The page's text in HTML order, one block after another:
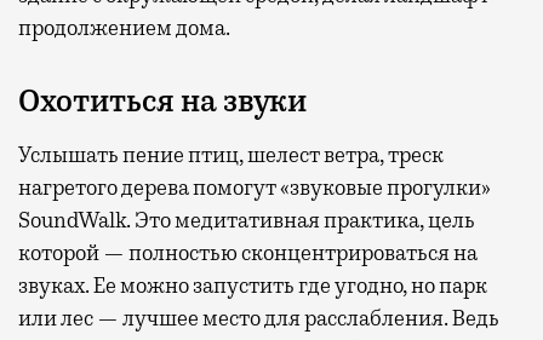
продолжением дома.
Охотиться на звуки
Услышать пение птиц, шелест ветра, треск
нагретого дерева помогут «звуковые прогулки»
SoundWalk. Это медитативная практика, цель
которой — полностью сконцентрироваться на
звуках. Ее можно запустить где угодно, но парк
или лес — лучшее место для расслабления. Ведь